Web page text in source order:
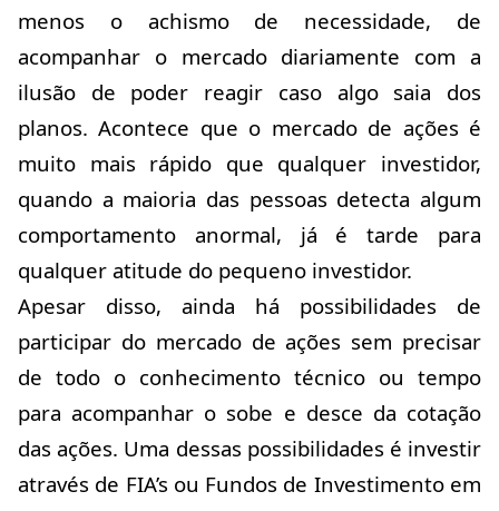
menos o achismo de necessidade, de
acompanhar o mercado diariamente com a
ilusão de poder reagir caso algo saia dos
planos. Acontece que o mercado de ações é
muito mais rápido que qualquer investidor,
quando a maioria das pessoas detecta algum
comportamento anormal, já é tarde para
qualquer atitude do pequeno investidor.
Apesar disso, ainda há possibilidades de
participar do mercado de ações sem precisar
de todo o conhecimento técnico ou tempo
para acompanhar o sobe e desce da cotação
das ações. Uma dessas possibilidades é investir
através de FIA’s ou Fundos de Investimento em